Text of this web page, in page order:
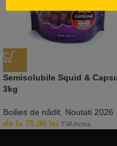
Semisolubile Squid &
3kg
Boilies de nădit, Noutati 2026
de la 75,00 lei TVA inclus